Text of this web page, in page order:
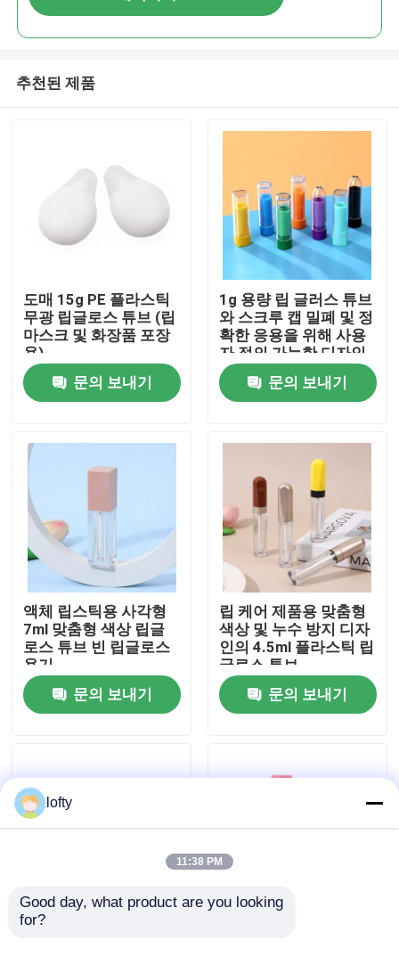
집
제품
동영상
우리에 대하여
공장 여행
연락주세요
경우
추천된 제품
도매 15g PE 플라스틱
무광 립글로스 튜브 (립
마스크 및 화장품 포장
용)
문의 보내기
1g 용량 립 글러스 튜브
와 스크루 캡 밀폐 및 정
확한 응용을 위해 사용
자 정의 가능한 디자인
문의 보내기
액체 립스틱용 사각형
7ml 맞춤형 색상 립글
로스 튜브 빈 립글로스
용기
문의 보내기
립 케어 제품용 맞춤형
색상 및 누수 방지 디자
인의 4.5ml 플라스틱 립
글로스 튜브
문의 보내기
15g & 30g 립글로스 튜
lofty
11:38 PM
Good day, what product are you looking
for?